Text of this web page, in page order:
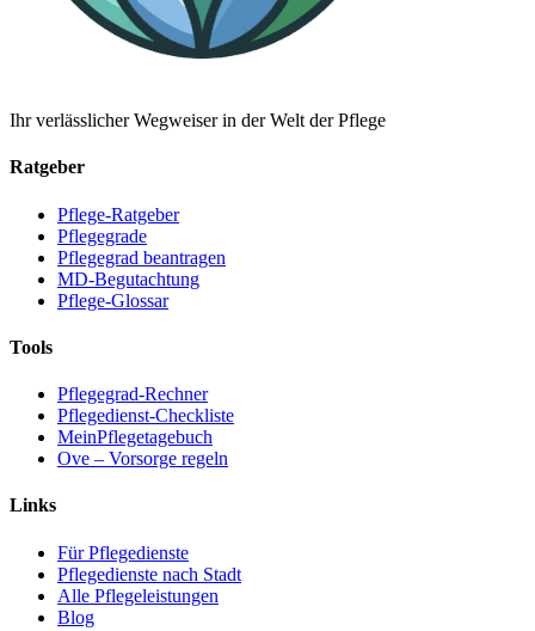
Ihr verlässlicher Wegweiser in der Welt der Pflege
Ratgeber
Pflege-Ratgeber
Pflegegrade
Pflegegrad beantragen
MD-Begutachtung
Pflege-Glossar
Tools
Pflegegrad-Rechner
Pflegedienst-Checkliste
MeinPflegetagebuch
Ove – Vorsorge regeln
Links
Für Pflegedienste
Pflegedienste nach Stadt
Alle Pflegeleistungen
Blog